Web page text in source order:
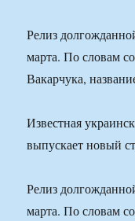
Релиз
марта. По словам
Вакарчука,
Известная
выпускает новый
Релиз
марта. По словам